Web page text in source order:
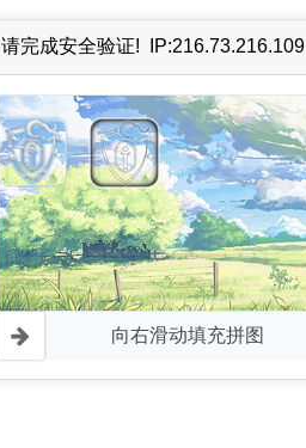
请完成安全验证! IP:216.73.216.109
向右滑动填充拼图